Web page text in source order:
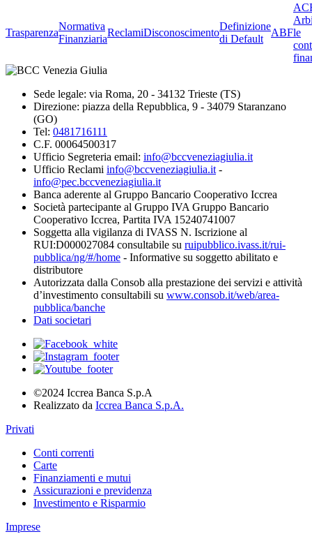
Trasparenza
Normativa
Finanziaria
ReclamiDisconoscimento
Definizione
di Default
ABFle
Sede legale: via Roma, 20 - 34132 Trieste (TS)
Direzione: piazza della Repubblica, 9 - 34079 Staranzano
(GO)
Tel: 0481716111
C.F. 00064500317
Ufficio Segreteria email: info@bccveneziagiulia.it
Ufficio Reclami info@bccveneziagiulia.it -
info@pec.bccveneziagiulia.it
Banca aderente al Gruppo Bancario Cooperativo Iccrea
Società partecipante al Gruppo IVA Gruppo Bancario
Cooperativo Iccrea, Partita IVA 15240741007
Soggetta alla vigilanza di IVASS N. Iscrizione al
RUI:D000027084 consultabile su ruipubblico.ivass.it/rui-
pubblica/ng/#/home - Informative su soggetto abilitato e
distributore
Autorizzata dalla Consob alla prestazione dei servizi e attività
d’investimento consultabili su www.consob.it/web/area-
pubblica/banche
Dati societari
©2024 Iccrea Banca S.p.A
Realizzato da Iccrea Banca S.p.A.
Privati
Conti correnti
Carte
Finanziamenti e mutui
Assicurazioni e previdenza
Investimento e Risparmio
Imprese